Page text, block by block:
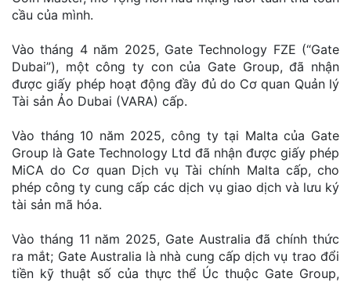
cầu của mình.
Vào tháng 4 năm 2025, Gate Technology FZE (“Gate
Dubai”), một công ty con của Gate Group, đã nhận
được giấy phép hoạt động đầy đủ do Cơ quan Quản lý
Tài sản Ảo Dubai (VARA) cấp.
Vào tháng 10 năm 2025, công ty tại Malta của Gate
Group là Gate Technology Ltd đã nhận được giấy phép
MiCA do Cơ quan Dịch vụ Tài chính Malta cấp, cho
phép công ty cung cấp các dịch vụ giao dịch và lưu ký
tài sản mã hóa.
Vào tháng 11 năm 2025, Gate Australia đã chính thức
ra mắt; Gate Australia là nhà cung cấp dịch vụ trao đổi
tiền kỹ thuật số của thực thể Úc thuộc Gate Group,